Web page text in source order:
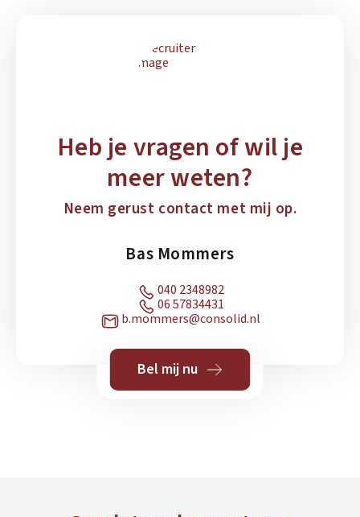
Heb je vragen of wil je
meer weten?
Neem gerust contact met mij op.
Bas Mommers
040 2348982
06 57834431
b.mommers@consolid.nl
Bel mij nu